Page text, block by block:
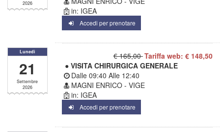
2026
in: IGEA
Accedi per prenotare
Lunedì
21
Settembre
2026
€ 165,00Tariffa web: € 148,50
● VISITA CHIRURGICA GENERALE
Dalle 09:40 Alle 12:40
MAGNI ENRICO - VIGE
in: IGEA
Accedi per prenotare